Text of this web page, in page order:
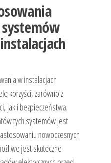
systemów
w instalacjach
korzyści, zarówno z
jak i bezpieczeństwa.
tych systemów jest
nowoczesnych
jest skuteczne